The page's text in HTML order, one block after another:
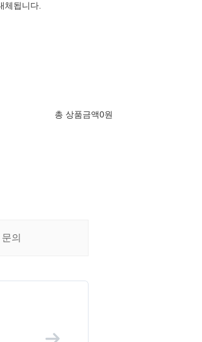
체됩니다.
총 상품금액0원
문의